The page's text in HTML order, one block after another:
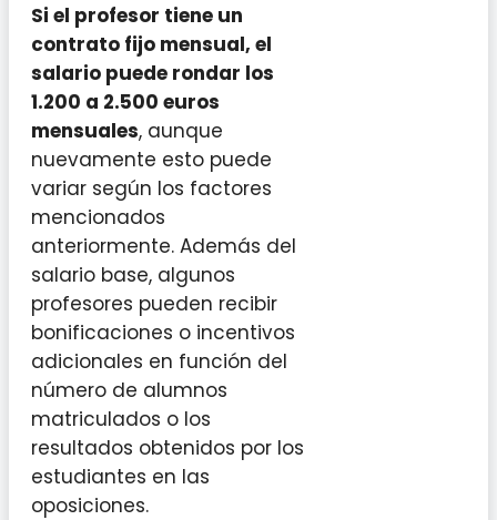
Si el profesor tiene un
contrato fijo mensual, el
salario puede rondar los
1.200 a 2.500 euros
mensuales, aunque
nuevamente esto puede
variar según los factores
mencionados
anteriormente. Además del
salario base, algunos
profesores pueden recibir
bonificaciones o incentivos
adicionales en función del
número de alumnos
matriculados o los
resultados obtenidos por los
estudiantes en las
oposiciones.